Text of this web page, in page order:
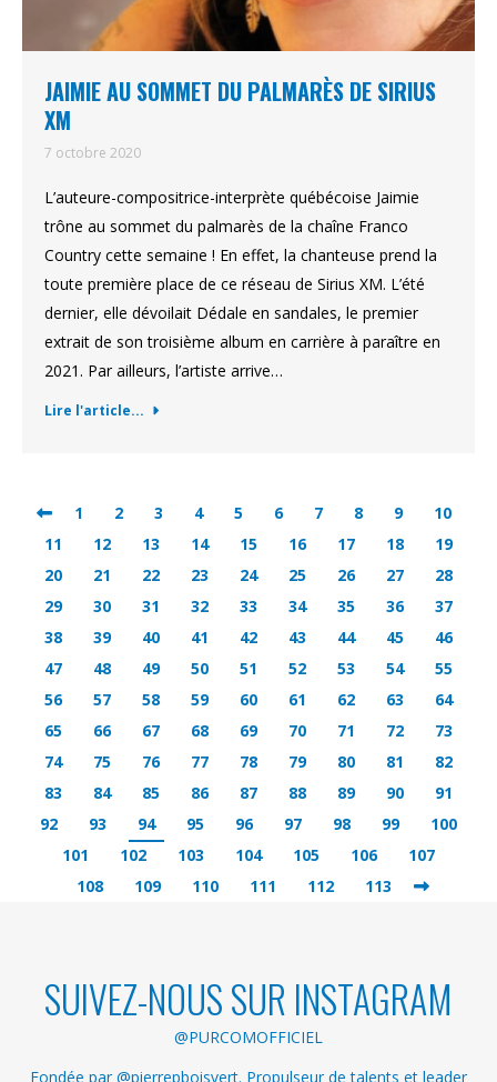
JAIMIE AU SOMMET DU PALMARÈS DE SIRIUS
XM
7 octobre 2020
L’auteure-compositrice-interprète québécoise Jaimie
trône au sommet du palmarès de la chaîne Franco
Country cette semaine ! En effet, la chanteuse prend la
toute première place de ce réseau de Sirius XM. L’été
dernier, elle dévoilait Dédale en sandales, le premier
extrait de son troisième album en carrière à paraître en
2021. Par ailleurs, l’artiste arrive…
Lire l'article...
1 2 3 4 5 6 7 8 9
10
11
12 13 14 15 16 17 18
19
20
21 22 23 24 25 26 27
28
29
30 31 32 33 34 35 36
37
38
39 40 41 42 43 44 45
46
47
48 49 50 51 52 53 54
55
56
57 58 59 60 61 62 63
64
65
66 67 68 69 70 71 72
73
74
75 76 77 78 79 80 81
82
83
84 85 86 87 88 89 90
91
92
93 94 95 96 97 98 99
100
101
102 103 104 105 106
107
108
109 110 111 112 113
SUIVEZ-NOUS SUR INSTAGRAM
@PURCOMOFFICIEL
Fondée par @pierrepboisvert. Propulseur de talents et leader